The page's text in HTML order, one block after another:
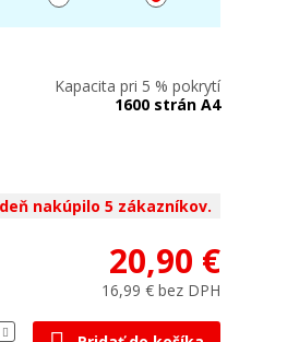
Kapacita pri 5 % pokrytí
1600 strán A4
nakúpilo 5 zákazníkov.
20,90 €
16,99 € bez DPH